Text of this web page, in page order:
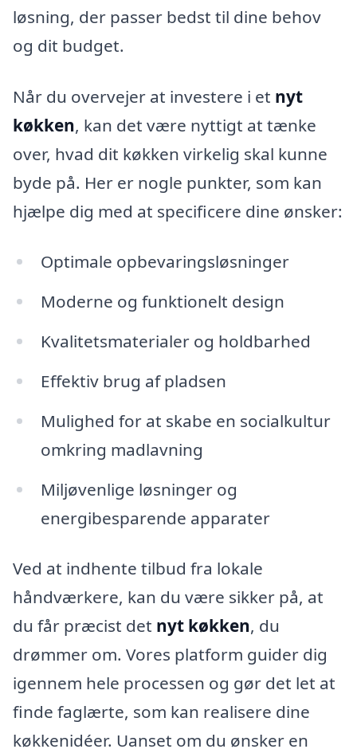
løsning, der passer bedst til dine behov
og dit budget.
Når du overvejer at investere i et nyt
køkken, kan det være nyttigt at tænke
over, hvad dit køkken virkelig skal kunne
byde på. Her er nogle punkter, som kan
hjælpe dig med at specificere dine ønsker:
Optimale opbevaringsløsninger
Moderne og funktionelt design
Kvalitetsmaterialer og holdbarhed
Effektiv brug af pladsen
Mulighed for at skabe en socialkultur
omkring madlavning
Miljøvenlige løsninger og
energibesparende apparater
Ved at indhente tilbud fra lokale
håndværkere, kan du være sikker på, at
du får præcist det nyt køkken, du
drømmer om. Vores platform guider dig
igennem hele processen og gør det let at
finde faglærte, som kan realisere dine
køkkenidéer. Uanset om du ønsker en